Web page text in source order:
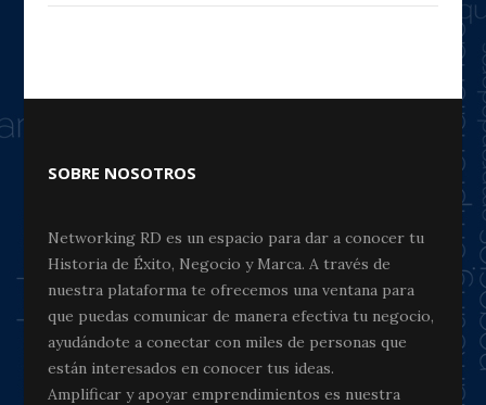
SOBRE NOSOTROS
Networking RD es un espacio para dar a conocer tu
Historia de Éxito, Negocio y Marca. A través de
nuestra plataforma te ofrecemos una ventana para
que puedas comunicar de manera efectiva tu negocio,
ayudándote a conectar con miles de personas que
están interesados en conocer tus ideas.
Amplificar y apoyar emprendimientos es nuestra